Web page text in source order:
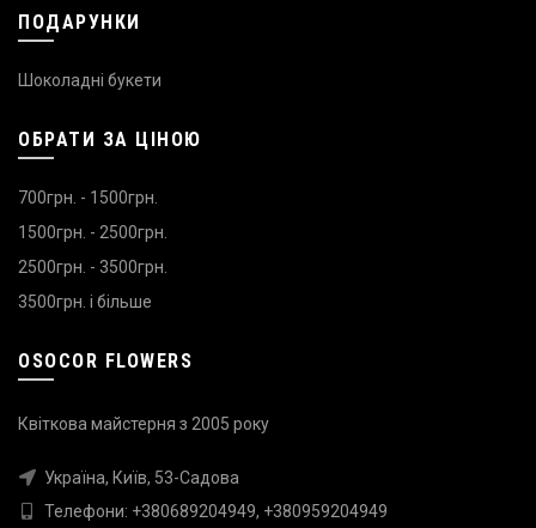
ПОДАРУНКИ
Шоколадні букети
ОБРАТИ ЗА ЦІНОЮ
700грн. - 1500грн.
1500грн. - 2500грн.
2500грн. - 3500грн.
3500грн. і більше
OSOCOR FLOWERS
Квіткова майстерня з 2005 року
Україна, Київ, 53-Садова
Телефони: +380689204949, +380959204949